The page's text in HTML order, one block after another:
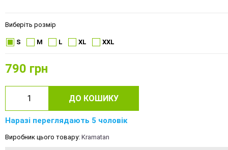
Виберіть розмір
S M L XL XXL
790 грн
ДО КОШИКУ
Наразі переглядають 5 чоловік
Виробник цього товару: Kramatan